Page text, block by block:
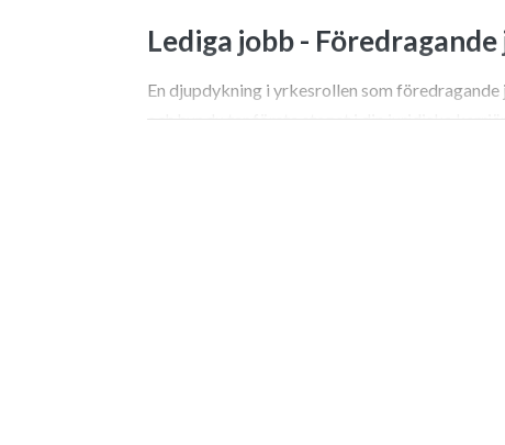
Lediga jobb -
En djupdykning i yrkesrollen som
och hur du tar första steget i din juridiska